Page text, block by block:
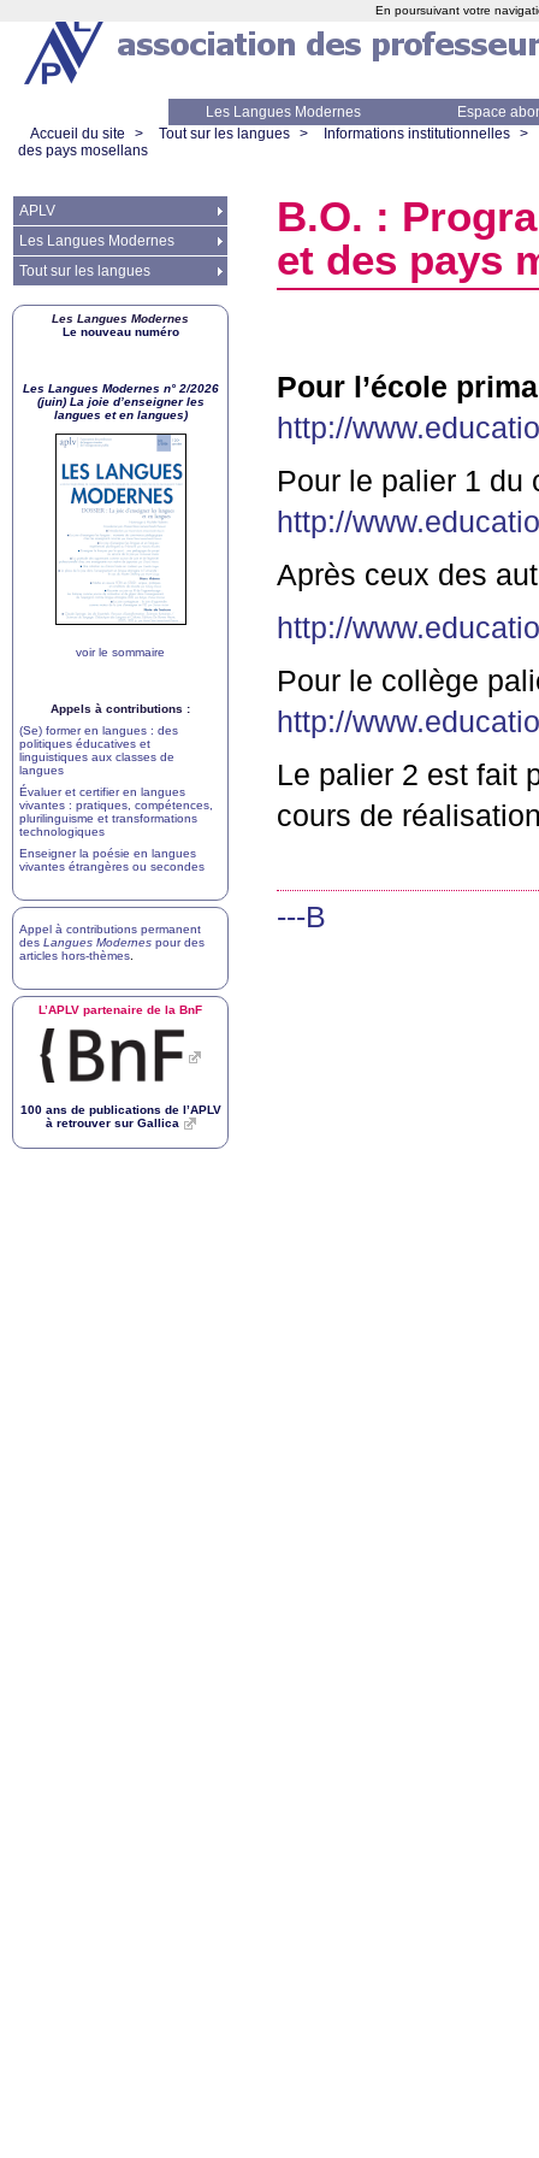
Les Langues Modernes
Espace
Accueil du site
> Tout sur les langues > Informations institutionnelles >
des pays mosellans
B.O. :
et des pays
Pour l’école
http://
Pour le palier 1 du
http://
Après ceux des
http://
Pour le collège
http://
Le palier 2 est fait
cours de
---B
APLV
Les Langues Modernes
Tout sur les langues
Les Langues Modernes
Le nouveau numéro
Les Langues Modernes n° 2/2026
(juin) La joie d’enseigner les
langues et en langues)
voir le sommaire
Appels à contributions :
(Se) former en langues : des
politiques éducatives et
linguistiques aux classes de
langues
Évaluer et certifier en langues
vivantes : pratiques, compétences,
plurilinguisme et transformations
technologiques
Enseigner la poésie en langues
vivantes étrangères ou secondes
Appel à contributions permanent
des Langues Modernes pour des
articles hors-thèmes
L’APLV partenaire de la BnF
100 ans de publications de l’APLV
à retrouver sur Gallica
En poursuivant votre